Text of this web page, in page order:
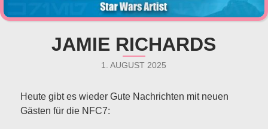
JAMIE RICHARDS
1. AUGUST 2025
Heute gibt es wieder Gute Nachrichten mit neuen
Gästen für die NFC7: